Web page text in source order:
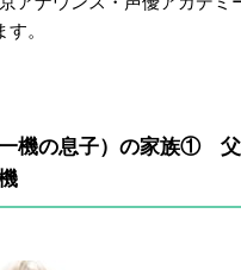
。
機の息子）の家族① 父